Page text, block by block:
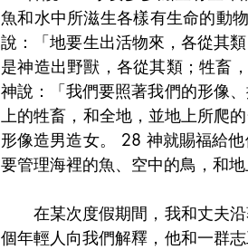
魚和水中所滋生各樣有生命的
說：「地要生出活物來，各從其
是神造出野獸，各從其類；牲畜
神說：「我們要照著我們的形像
上的牲畜，和全地，並地上所爬
形像造男造女。 28 神就賜福給
要管理海裡的魚、空中的鳥，和地
在某次度假期間，我和丈夫沿
個年輕人向我們解釋，他和一群